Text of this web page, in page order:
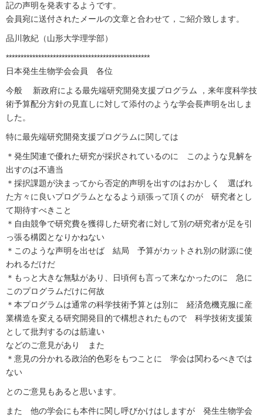
記の声明を発表するようです。
会員宛に送付されたメールの文章と合わせて，ご紹介致します。
品川敦紀（山形大学理学部）
*************************************************
日本発生生物学会会員 各位
今般 新政府による最先端研究開発支援プログラム ，来年度科学技
術予算配分方針の見直しに対して添付のような学会長声明を出しま
した。
特に最先端研究開発支援プログラムに関しては
＊発生関連で優れた研究が採択されているのに このような見解を
出すのは不適当
＊採択課題が決まってから否定的声明を出すのはおかしく 選ばれ
た方々に良いプログラムとなるよう頑張って頂くのが 研究者とし
て期待すべきこと
＊自由競争で研究費を獲得した研究者に対して別の研究者が足を引
っ張る構図となりかねない
＊このような声明を出せば 結局 予算がカットされ別の財源に使
われるだけだ
＊もっと大きな無駄があり、日頃何も言って来なかったのに 急に
このプログラムだけに何故
＊本プログラムは通常の科学技術予算とは別に 経済危機克服に産
業構造を変える研究開発目的で構想されたもので 科学技術支援策
として批判するのは筋違い
などのご意見があり また
＊意見の分かれる政治的色彩をもつことに 学会は関わるべきでは
ない
とのご意見もあると思います。
また 他の学会にも本件に関し呼びかけはしますが 発生生物学会